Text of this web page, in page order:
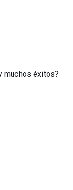
muchos éxitos?